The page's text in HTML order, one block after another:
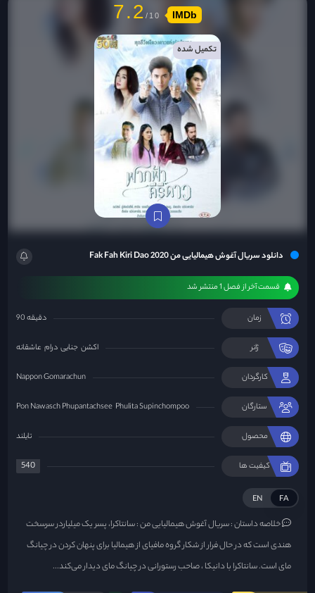
دانلود سریال آغوش هیمالیایی من Fak Fah Kiri Dao 2020
قسمت آخر از فصل 1 منتشر شد
زمان 90 دقیقه
ژانر اکشن جنایی درام عاشقانه
کارگردان Nappon Gomarachun
ستارگان Pon Nawasch Phupantachsee Phulita Supinchompoo
محصول تایلند
کیفیت ها 540
FA
EN
خلاصه داستان :سریال آغوش هیمالیایی من : سانتاکرا، پسر یک میلیاردر سرسخت
هندی است که در حال فرار از شکار گروه مافیای از هیمالیا برای پنهان کردن در چیانگ
مای است. سانتاکرا با دانیکا ، صاحب رستورانی در چیانگ مای دیدار می‌کند...
7.2 IMDb
تکمیل شده